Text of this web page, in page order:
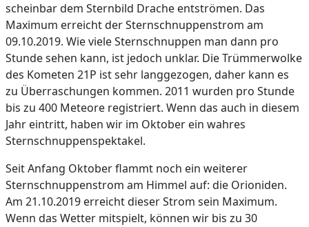
scheinbar dem Sternbild Drache entströmen. Das
Maximum erreicht der Sternschnuppenstrom am
09.10.2019. Wie viele Sternschnuppen man dann pro
Stunde sehen kann, ist jedoch unklar. Die Trümmerwolke
des Kometen 21P ist sehr langgezogen, daher kann es
zu Überraschungen kommen. 2011 wurden pro Stunde
bis zu 400 Meteore registriert. Wenn das auch in diesem
Jahr eintritt, haben wir im Oktober ein wahres
Sternschnuppenspektakel.
Seit Anfang Oktober flammt noch ein weiterer
Sternschnuppenstrom am Himmel auf: die Orioniden.
Am 21.10.2019 erreicht dieser Strom sein Maximum.
Wenn das Wetter mitspielt, können wir bis zu 30